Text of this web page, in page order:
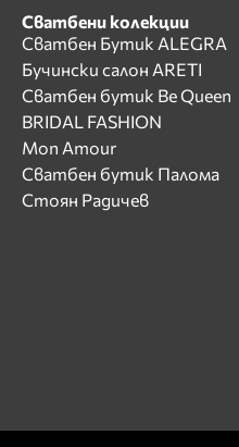
Сватбени колекции
Сватбен Бутик ALEGRA
Бучински салон ARETI
Сватбен бутик Be Queen
BRIDAL FASHION
Mon Amour
Сватбен бутик Палома
Стоян Радичев